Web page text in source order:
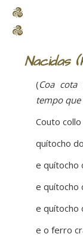
Nacidas
(Coa
tempo que
Couto
quítocho
e quítocho
e quítocho
e quítocho
e o ferro